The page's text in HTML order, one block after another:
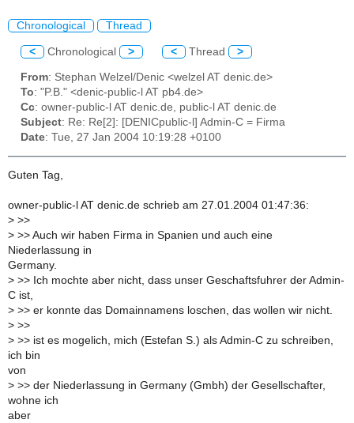
Chronological Thread
< Chronological > < Thread >
From: Stephan Welzel/Denic <welzel AT denic.de>
To: "P.B." <denic-public-l AT pb4.de>
Cc: owner-public-l AT denic.de, public-l AT denic.de
Subject: Re: Re[2]: [DENICpublic-l] Admin-C = Firma
Date: Tue, 27 Jan 2004 10:19:28 +0100
Guten Tag,
owner-public-l AT denic.de schrieb am 27.01.2004 01:47:36:
> >>
> >> Auch wir haben Firma in Spanien und auch eine
Niederlassung in
Germany.
> >> Ich mochte aber nicht, dass unser Geschaftsfuhrer der Admin-
C ist,
> >> er konnte das Domainnamens loschen, das wollen wir nicht.
> >>
> >> ist es mogelich, mich (Estefan S.) als Admin-C zu schreiben,
ich bin
von
> >> der Niederlassung in Germany (Gmbh) der Gesellschafter,
wohne ich
aber